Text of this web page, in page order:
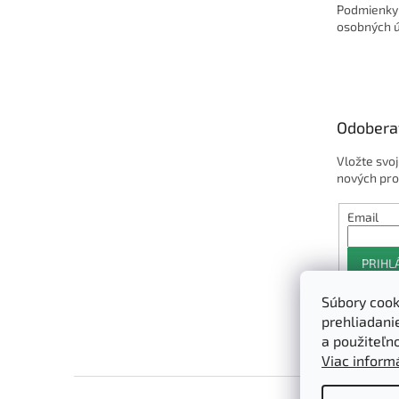
Súbory
a
Viac
osobných
Vložte
nových
Email